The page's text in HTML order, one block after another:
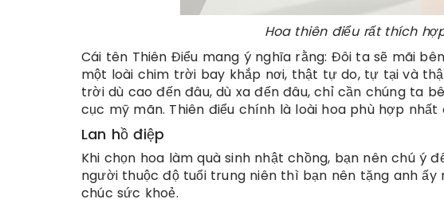
Hoa thiên điểu rất thích
Cái tên Thiên Điểu mang ý nghĩa rằng: Đôi ta sẽ mãi
một loài chim trời bay khắp nơi, thật tự do, tự tại và
trời dù cao đến đâu, dù xa đến đâu, chỉ cần chúng ta
cục mỹ mãn. Thiên điểu chính là loài hoa phù hợp
Lan hồ điệp
Khi chọn hoa làm quà sinh nhật chồng, bạn nên chú ý
người thuộc độ tuổi trung niên thì bạn nên tặng anh
chúc sức khoẻ.